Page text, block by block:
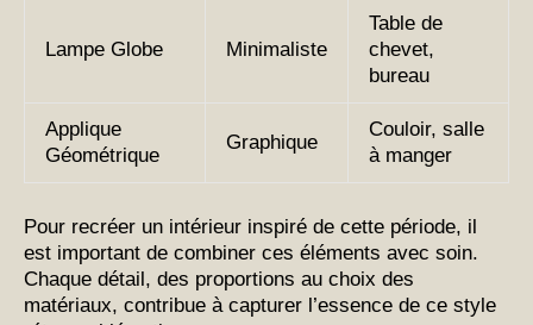
Lampe Globe Minimaliste
Table de
chevet,
bureau
Applique
Géométrique
Graphique
Couloir, salle
à manger
Pour recréer un intérieur inspiré de cette période, il
est important de combiner ces éléments avec soin.
Chaque détail, des proportions au choix des
matériaux, contribue à capturer l’essence de ce style